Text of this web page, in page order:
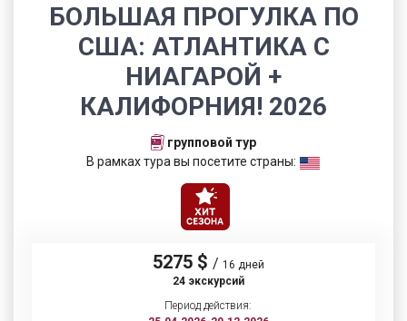
БОЛЬШАЯ ПРОГУЛКА ПО
США: АТЛАНТИКА С
НИАГАРОЙ +
КАЛИФОРНИЯ! 2026
групповой тур
В рамках тура вы посетите страны:
5275 $ / 16 дней
24 экскурсий
Период действия: